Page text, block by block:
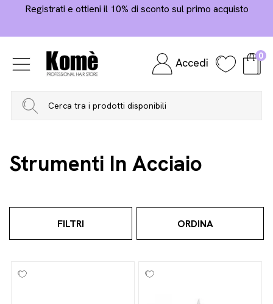
Registrati e ottieni il 10% di sconto sul primo acquisto
Accedi 0
Home Viso E Corpo
Accessori Viso E Corpo
Strumenti In Acciaio
FILTRI ORDINA